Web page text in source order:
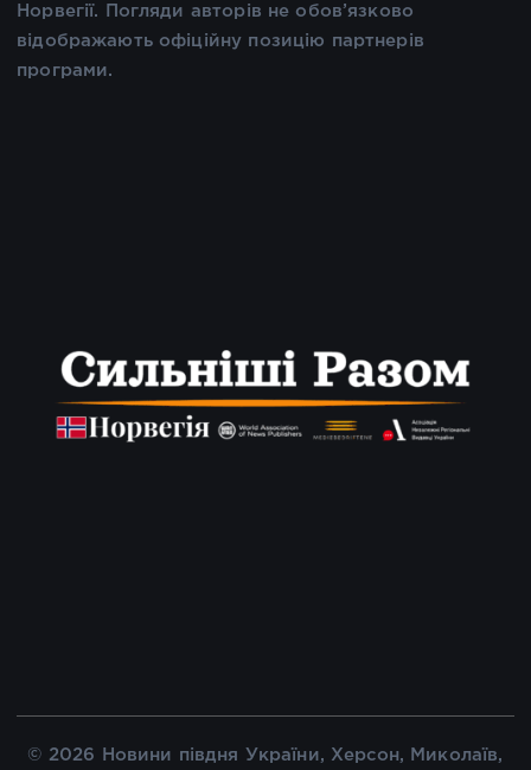
Норвегії. Погляди авторів не обов’язково
відображають офіційну позицію партнерів
програми.
© 2026 Новини півдня України, Херсон, Миколаїв,